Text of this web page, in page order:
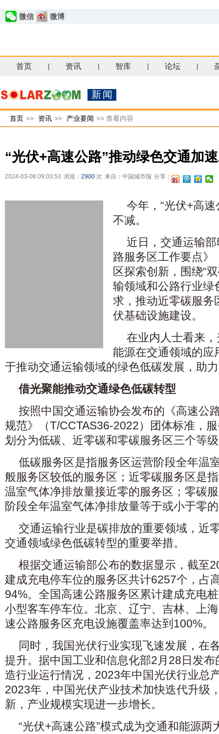
微信 微博
首页 资讯 智库 论坛
新闻
首页 >> 资讯 >> 产业要闻 >> 查看内容
“光伏+高速公路”推动绿色交通加
2024-03-08 09:03:53 浏览： 2900 次 来自：中国城市报 分享：
今年，“光伏+高
不减。
近日，交通运输
路服务区工作要点》
区探索创新，围绕“
输领域和公路行业绿
求，推动近零碳服务
伏基础设施建设。
在业内人士看来
能源在交通领域的应
于推动交通运输领域的绿色低碳发展，助
借光聚能推动交通绿色低碳转型
按照中国交通运输协会发布的《高速公
规范》（T/CCTAS36-2022）团体标准，
划分为低碳、近零碳和零碳服务区三个等
低碳服务区是指服务区运营阶段全年温
般服务区较低的服务区；近零碳服务区是
温室气体净排放量接近零的服务区；零碳
阶段全年温室气体净排放量等于或小于零
交通运输行业是碳排放的重要领域，近
交通领域绿色低碳转型的重要举措。
根据交通运输部公布的数据显示，截至
建成充电停车位的服务区共计6257个，占
94%。全国高速公路服务区累计建成充电
小型客车停车位。北京、辽宁、吉林、上
速公路服务区充电设施覆盖率达到100%。
同时，我国光伏行业实现飞速发展，在
提升。据中国工业和信息化部2月28日发
造行业运行情况，2023年中国光伏行业总
2023年，中国光伏产业技术加快迭代升级
新，产业规模实现进一步增长。
“光伏+高速公路”模式成为交通和能源